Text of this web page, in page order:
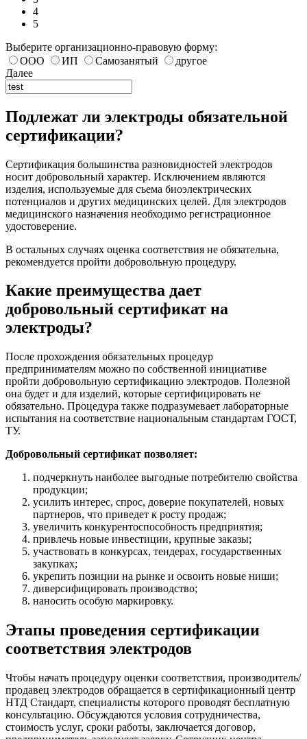
4
5
Выберите организационно-правовую форму:
ООО
ИП Самозанятый
другое
Далее
Подлежат ли электроды обязательной
сертификации?
Сертификация большинства разновидностей электродов
носит добровольный характер. Исключением являются
изделия, используемые для съема биоэлектрических
потенциалов и других медицинских целей. Для электродов
медицинского назначения необходимо регистрационное
удостоверение.
В остальных случаях оценка соответствия не обязательна,
рекомендуется пройти добровольную процедуру.
Какие преимущества дает
добровольный сертификат на
электроды?
После прохождения обязательных процедур
предпринимателям можно по собственной инициативе
пройти добровольную сертификацию электродов. Полезной
она будет и для изделий, которые сертифицировать не
обязательно. Процедура также подразумевает лабораторные
испытания на соответствие национальным стандартам ГОСТ,
ТУ.
Добровольный сертификат позволяет:
подчеркнуть наиболее выгодные потребителю свойства
продукции;
усилить интерес, спрос, доверие покупателей, новых
партнеров, что приведет к росту продаж;
увеличить конкурентоспособность предприятия;
привлечь новые инвестиции, крупные заказы;
участвовать в конкурсах, тендерах, государственных
закупках;
укрепить позиции на рынке и освоить новые ниши;
диверсифицировать производство;
наносить особую маркировку.
Этапы проведения сертификации
соответствия электродов
Чтобы начать процедуру оценки соответствия, производитель/
продавец электродов обращается в сертификационный центр
НТД Стандарт, специалисты которого проводят бесплатную
консультацию. Обсуждаются условия сотрудничества,
стоимость услуг, сроки работы, заключается договор,